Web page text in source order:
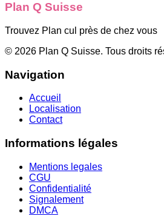
Plan Q Suisse
Trouvez Plan cul près de chez vous
© 2026 Plan Q Suisse. Tous droits
Navigation
Accueil
Localisation
Contact
Informations légales
Mentions legales
CGU
Confidentialité
Signalement
DMCA